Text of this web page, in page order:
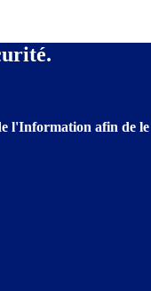
l'Information afin de